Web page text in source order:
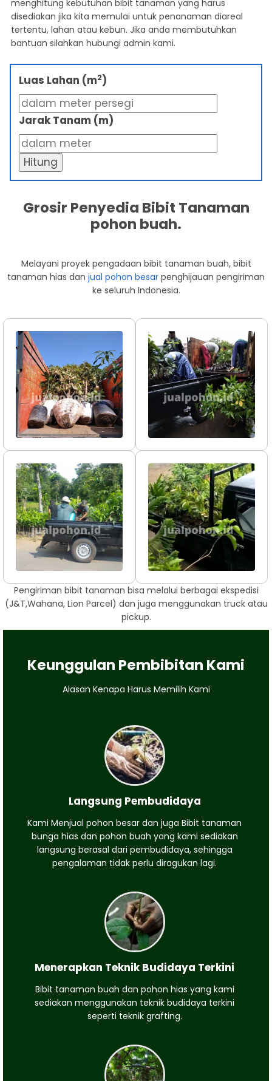
menghitung kebutuhan bibit tanaman yang harus
disediakan jika kita memulai untuk penanaman diareal
tertentu, lahan atau kebun. Jika anda membutuhkan
bantuan silahkan hubungi admin kami.
Luas Lahan (m2)
Jarak Tanam (m)
Hitung
Grosir Penyedia Bibit Tanaman
pohon buah.
Melayani proyek pengadaan bibit tanaman buah, bibit
tanaman hias dan jual pohon besar penghijauan pengiriman
ke seluruh Indonesia.
Pengiriman bibit tanaman bisa melalui berbagai ekspedisi
(J&T,Wahana, Lion Parcel) dan juga menggunakan truck atau
pickup.
Keunggulan Pembibitan Kami
Alasan Kenapa Harus Memilih Kami
Langsung Pembudidaya
Kami Menjual pohon besar dan juga Bibit tanaman
bunga hias dan pohon buah yang kami sediakan
langsung berasal dari pembudidaya, sehingga
pengalaman tidak perlu diragukan lagi.
Menerapkan Teknik Budidaya Terkini
Bibit tanaman buah dan pohon hias yang kami
sediakan menggunakan teknik budidaya terkini
seperti teknik grafting.